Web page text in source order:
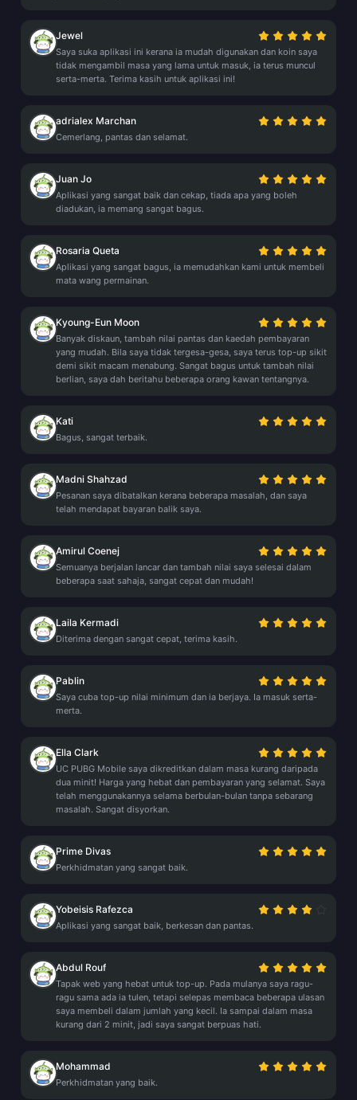
Jewel
Saya suka aplikasi ini kerana ia mudah digunakan dan koin saya
tidak mengambil masa yang lama untuk masuk, ia terus muncul
serta-merta. Terima kasih untuk aplikasi ini!
adrialex Marchan
Cemerlang, pantas dan selamat.
Juan Jo
Aplikasi yang sangat baik dan cekap, tiada apa yang boleh
diadukan, ia memang sangat bagus.
Rosaria Queta
Aplikasi yang sangat bagus, ia memudahkan kami untuk membeli
mata wang permainan.
Kyoung-Eun Moon
Banyak diskaun, tambah nilai pantas dan kaedah pembayaran
yang mudah. Bila saya tidak tergesa-gesa, saya terus top-up sikit
demi sikit macam menabung. Sangat bagus untuk tambah nilai
berlian, saya dah beritahu beberapa orang kawan tentangnya.
Kati
Bagus, sangat terbaik.
Madni Shahzad
Pesanan saya dibatalkan kerana beberapa masalah, dan saya
telah mendapat bayaran balik saya.
Amirul Coenej
Semuanya berjalan lancar dan tambah nilai saya selesai dalam
beberapa saat sahaja, sangat cepat dan mudah!
Laila Kermadi
Diterima dengan sangat cepat, terima kasih.
Pablin
Saya cuba top-up nilai minimum dan ia berjaya. Ia masuk serta-
merta.
Ella Clark
UC PUBG Mobile saya dikreditkan dalam masa kurang daripada
dua minit! Harga yang hebat dan pembayaran yang selamat. Saya
telah menggunakannya selama berbulan-bulan tanpa sebarang
masalah. Sangat disyorkan.
Prime Divas
Perkhidmatan yang sangat baik.
Yobeisis Rafezca
Aplikasi yang sangat baik, berkesan dan pantas.
Abdul Rouf
Tapak web yang hebat untuk top-up. Pada mulanya saya ragu-
ragu sama ada ia tulen, tetapi selepas membaca beberapa ulasan
saya membeli dalam jumlah yang kecil. Ia sampai dalam masa
kurang dari 2 minit, jadi saya sangat berpuas hati.
Mohammad
Perkhidmatan yang baik.